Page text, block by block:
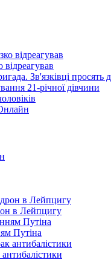
Зв'язківці просять
21-річної дівчини
в Лейпцигу
Путіна